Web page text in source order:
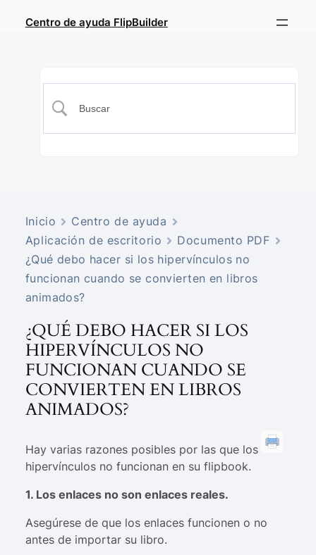
Centro de ayuda FlipBuilder
Inicio
Centro de ayuda
Aplicación de escritorio
Documento PDF
¿Qué debo hacer si los hipervínculos no
funcionan cuando se convierten en libros
animados?
¿QUÉ DEBO HACER SI LOS
HIPERVÍNCULOS NO
FUNCIONAN CUANDO SE
CONVIERTEN EN LIBROS
ANIMADOS?
Hay varias razones posibles por las que los
hipervínculos no funcionan en su flipbook.
1. Los enlaces no son enlaces reales.
Asegúrese de que los enlaces funcionen o no
antes de importar su libro.